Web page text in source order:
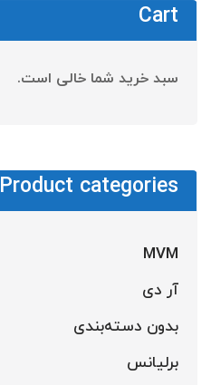
Cart
سبد خرید شما خالی است.
Product categories
MVM
آر دی
بدون دسته‌بندی
برلیانس